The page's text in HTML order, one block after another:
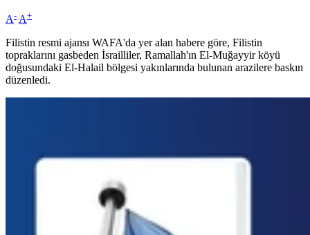
A- A+
Filistin resmi ajansı WAFA'da yer alan habere göre, Filistin
topraklarını gasbeden İsrailliler, Ramallah'ın El-Muğayyir köyü
doğusundaki El-Halail bölgesi yakınlarında bulunan arazilere baskın
düzenledi.